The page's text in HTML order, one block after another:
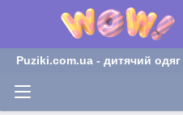
Puziki.com.ua - дитячий одяг